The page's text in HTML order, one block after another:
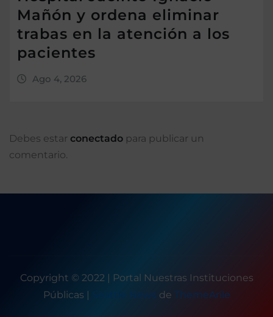
Mañón y ordena eliminar
trabas en la atención a los
pacientes
Ago 4, 2026
Debes estar conectado para publicar un
comentario.
Copyright © 2022 | Portal Nuestras Instituciones
Públicas | Seattle News de ThemeArile